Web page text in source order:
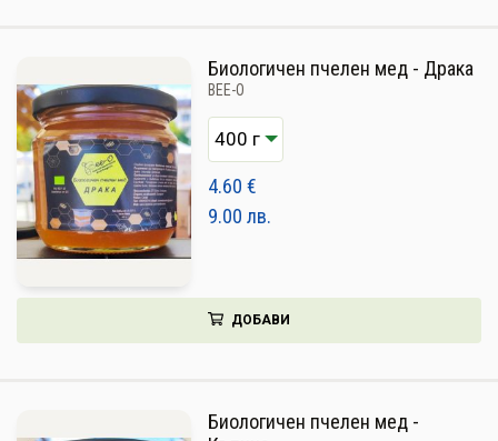
Биологичен пчелен мед - Драка
BEE-O
4.60 €
9.00 лв.
ДОБАВИ
Биологичен пчелен мед -